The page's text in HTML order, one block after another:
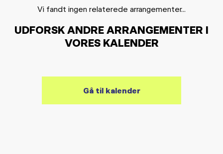
Vi fandt ingen relaterede arrangementer...
UDFORSK ANDRE ARRANGEMENTER I
VORES KALENDER
Gå til kalender